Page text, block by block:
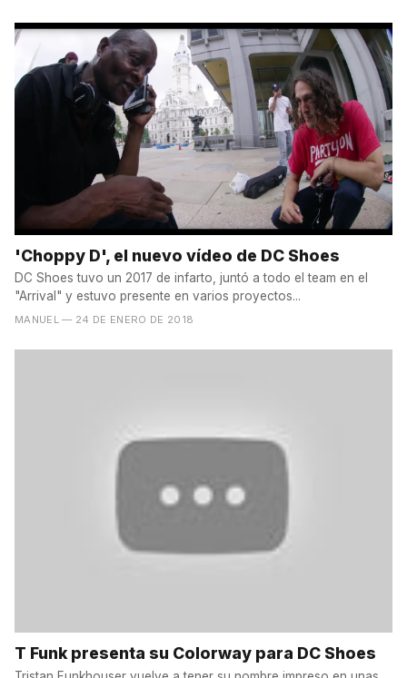
'Choppy D', el nuevo vídeo de DC Shoes
DC Shoes tuvo un 2017 de infarto, juntó a todo el team en el
"Arrival" y estuvo presente en varios proyectos...
MANUEL — 24 DE ENERO DE 2018
T Funk presenta su Colorway para DC Shoes